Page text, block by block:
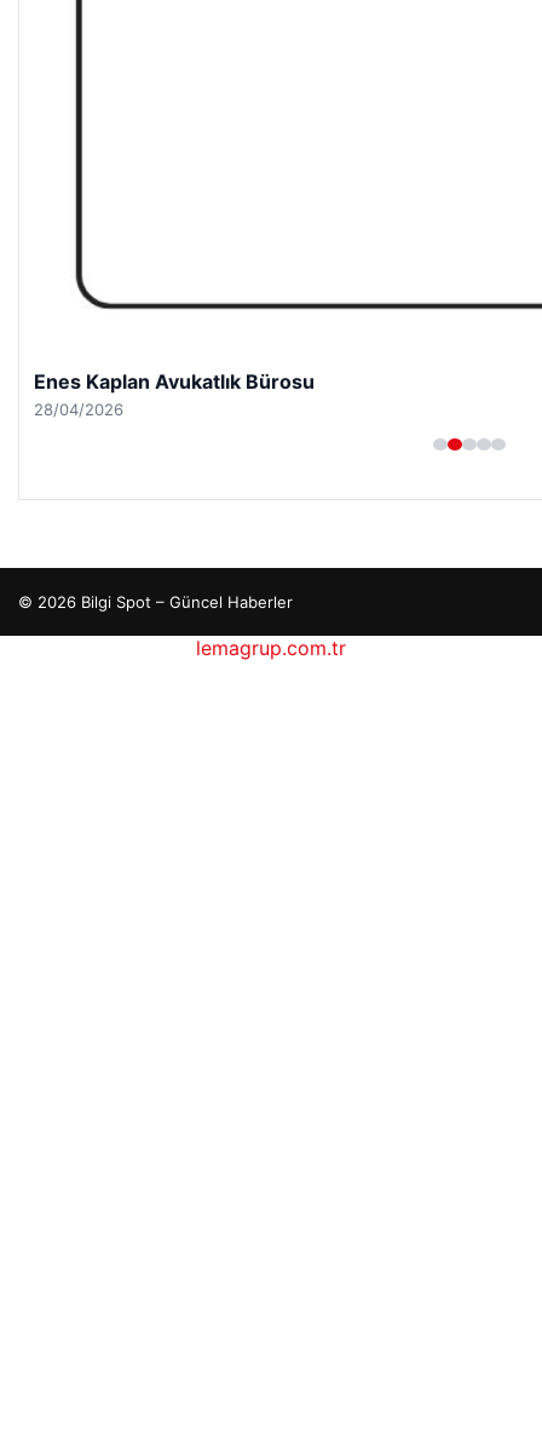
Enes Kaplan Avukatlık Bürosu
28/04/2026
© 2026 Bilgi Spot – Güncel Haberler
lemagrup.com.tr